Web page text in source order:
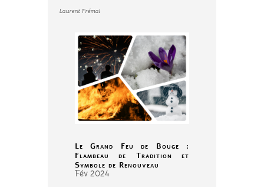
Laurent Frémal
Le Grand Feu de Bouge :
Flambeau de Tradition et
Symbole de Renouveau
Fév 2024